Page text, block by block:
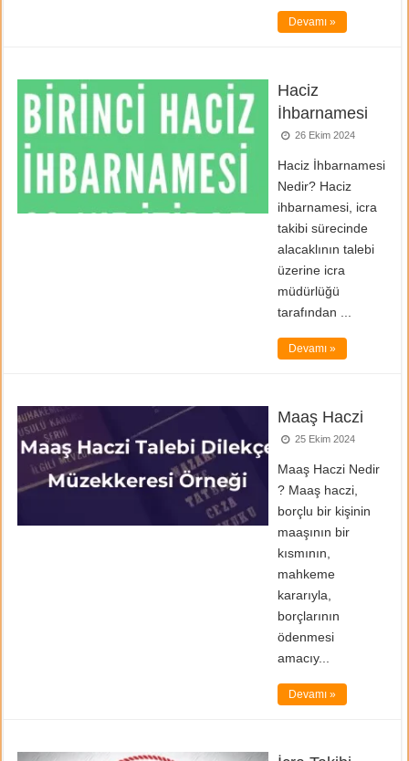
Devamı »
Haciz
İhbarnamesi
26 Ekim 2024
Haciz İhbarnamesi
Nedir? Haciz
ihbarnamesi, icra
takibi sürecinde
alacaklının talebi
üzerine icra
müdürlüğü
tarafından ...
Devamı »
Maaş Haczi
25 Ekim 2024
Maaş Haczi Nedir
? Maaş haczi,
borçlu bir kişinin
maaşının bir
kısmının,
mahkeme
kararıyla,
borçlarının
ödenmesi
amacıy...
Devamı »